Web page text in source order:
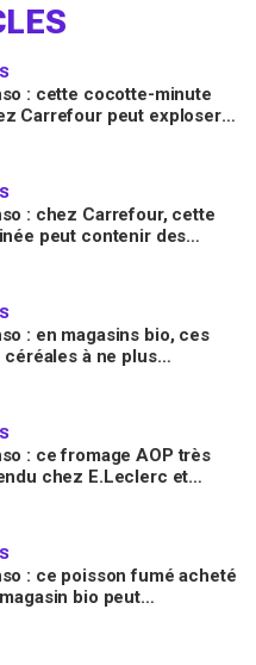
: cette cocotte-minute
Carrefour peut exploser
: chez Carrefour, cette
peut contenir des
: en magasins bio, ces
céréales à ne plus
: ce fromage AOP très
chez E.Leclerc et
: ce poisson fumé acheté
bio peut